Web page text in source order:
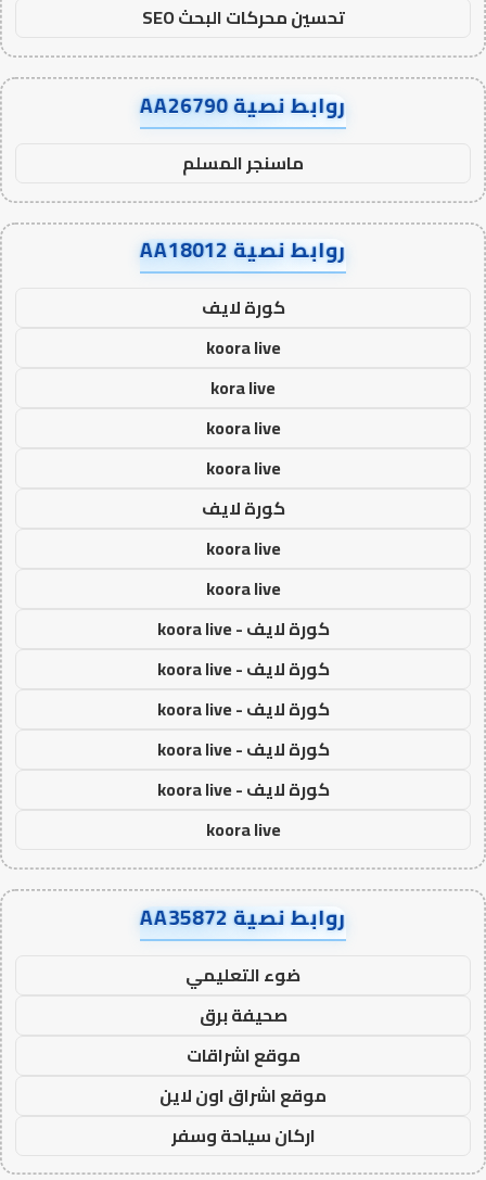
تحسين محركات البحث SEO
روابط نصية AA26790
ماسنجر المسلم
روابط نصية AA18012
كورة لايف
koora live
kora live
koora live
koora live
كورة لايف
koora live
koora live
كورة لايف - koora live
كورة لايف - koora live
كورة لايف - koora live
كورة لايف - koora live
كورة لايف - koora live
koora live
روابط نصية AA35872
ضوء التعليمي
صحيفة برق
موقع اشراقات
موقع اشراق اون لاين
اركان سياحة وسفر